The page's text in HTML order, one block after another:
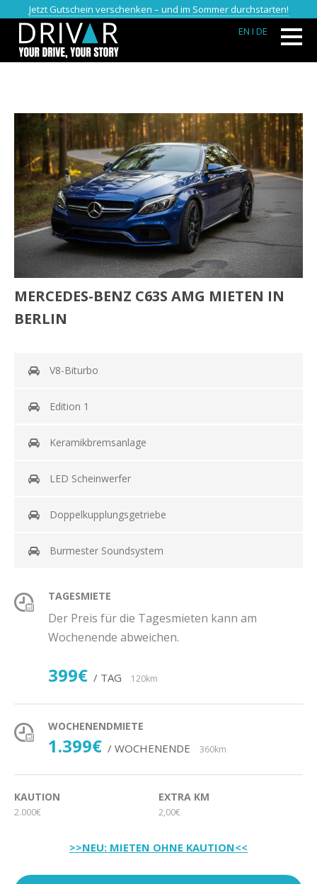
Jetzt Gutschein verschenken – und im Sommer durchstarten!
EN I DE
MERCEDES-BENZ C63S AMG MIETEN IN
BERLIN
V8-Biturbo
Edition 1
Keramikbremsanlage
LED Scheinwerfer
Doppelkupplungsgetriebe
Burmester Soundsystem
TAGESMIETE
Der Preis für die Tagesmieten kann am
Wochenende abweichen.
399€ / TAG 120km
WOCHENENDMIETE
1.399€ / WOCHENENDE 360km
KAUTION
2.000€
EXTRA KM
2,00€
>>NEU: MIETEN OHNE KAUTION<<